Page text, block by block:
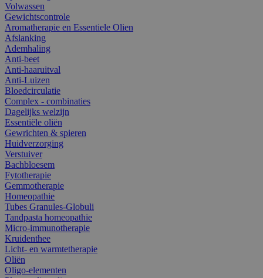
Volwassen
Gewichtscontrole
Aromatherapie en Essentiele Olien
Afslanking
Ademhaling
Anti-beet
Anti-haaruitval
Anti-Luizen
Bloedcirculatie
Complex - combinaties
Dagelijks welzijn
Essentiële oliën
Gewrichten & spieren
Huidverzorging
Verstuiver
Bachbloesem
Fytotherapie
Gemmotherapie
Homeopathie
Tubes Granules-Globuli
Tandpasta homeopathie
Micro-immunotherapie
Kruidenthee
Licht- en warmtetherapie
Oliën
Oligo-elementen